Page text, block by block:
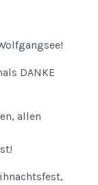
DANKE
allen